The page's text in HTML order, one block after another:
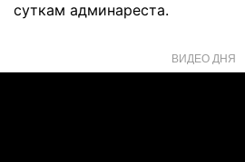
суткам админареста.
ВИДЕО ДНЯ